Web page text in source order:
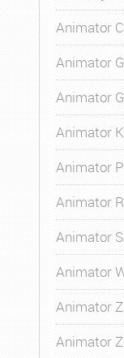
Kurs Animatora
Animator
Animator
Animator
Animator
Animator
Animator
Animator
Animator
Animator
Animator